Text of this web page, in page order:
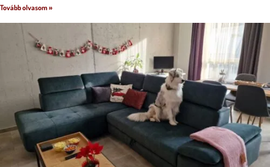
Tovább olvasom »